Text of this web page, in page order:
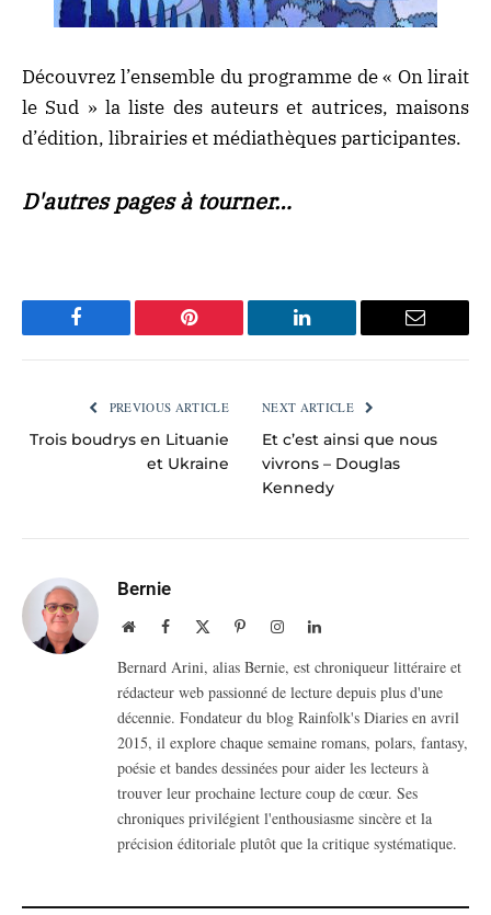
Découvrez l’ensemble du programme de « On lirait
le Sud » la liste des auteurs et autrices, maisons
d’édition, librairies et médiathèques participantes.
D'autres pages à tourner…
Facebook Pinterest LinkedIn Email
PREVIOUS ARTICLE
Trois boudrys en Lituanie
et Ukraine
NEXT ARTICLE
Et c’est ainsi que nous
vivrons – Douglas
Kennedy
Bernie
WebsiteFacebook PinterestInstagramLinkedIn
Bernard Arini, alias Bernie, est chroniqueur littéraire et
rédacteur web passionné de lecture depuis plus d'une
décennie. Fondateur du blog Rainfolk's Diaries en avril
2015, il explore chaque semaine romans, polars, fantasy,
poésie et bandes dessinées pour aider les lecteurs à
trouver leur prochaine lecture coup de cœur. Ses
chroniques privilégient l'enthousiasme sincère et la
précision éditoriale plutôt que la critique systématique.